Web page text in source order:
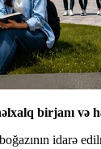
birjanı
idarə